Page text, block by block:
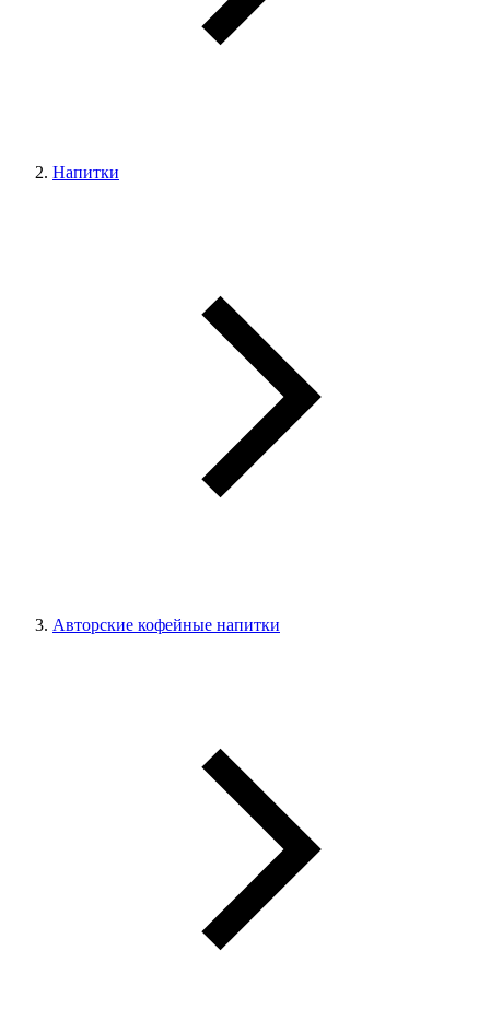
Напитки
Авторские кофейные напитки